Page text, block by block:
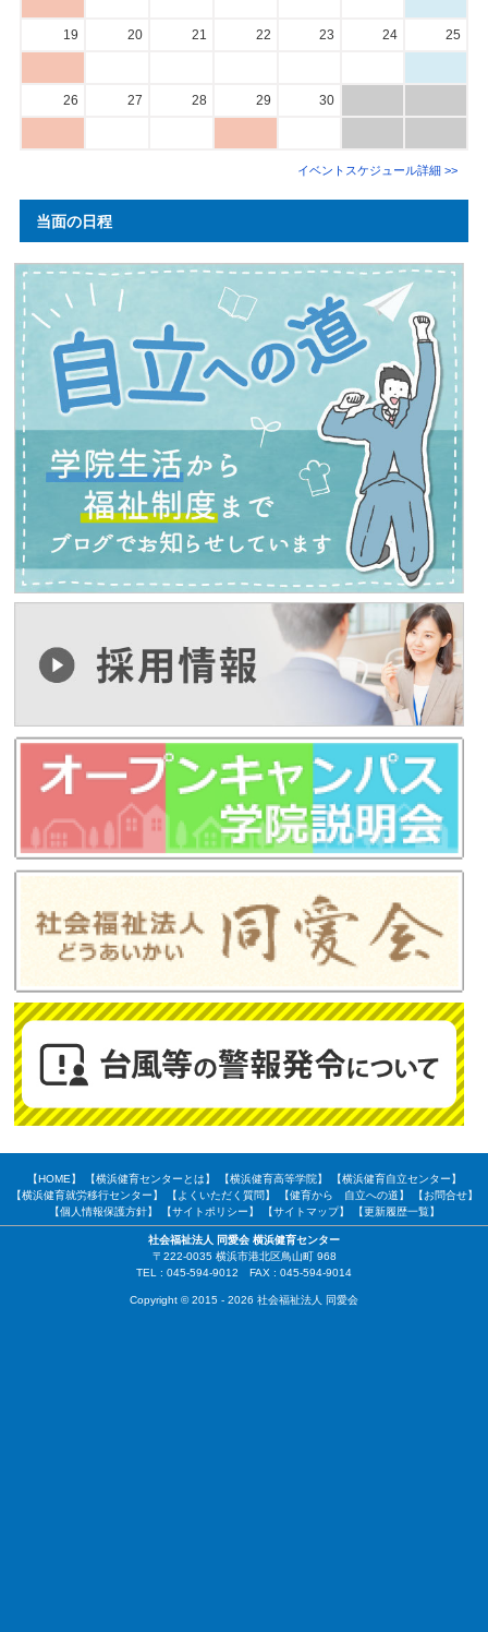
19 20 21 22 23 24 25
26 27 28 29 30
イベントスケジュール詳細 >>
当面の日程
【HOME】 【横浜健育センターとは】 【横浜健育高等学院】
【横浜健育自立センター】
【横浜健育就労移行センター】
【よくいただく質問】 【健育から 自立への道】
【お問合せ】
【個人情報保護方針】
【サイトポリシー】 【サイトマップ】 【更新履歴一覧】
社会福祉法人 同愛会 横浜健育センター
〒222-0035 横浜市港北区鳥山町 968
TEL : 045-594-9012 FAX : 045-594-9014
Copyright © 2015 - 2026 社会福祉法人 同愛会